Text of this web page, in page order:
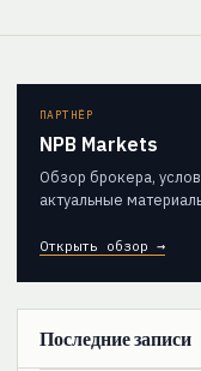
ПАРТНЁР
NPB Markets
Обзор брокера,
актуальные
Открыть обзор →
Последние записи